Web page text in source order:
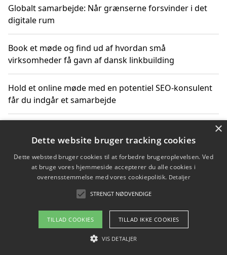
Globalt samarbejde: Når grænserne forsvinder i det
digitale rum
Book et møde og find ud af hvordan små
virksomheder få gavn af dansk linkbuilding
Hold et online møde med en potentiel SEO-konsulent
får du indgår et samarbejde
Hold et møde med en WordPress ekspert og vælg den
mest professionelle til at vedligeholde din løsning
Copyright 2026 - Pilanto Aps
Om / kontakt
×
Dette website bruger tracking cookies
Dette websted bruger cookies til at forbedre brugeroplevelsen. Ved
at bruge vores hjemmeside accepterer du alle cookies i
overensstemmelse med vores cookiepolitik. Detaljer
STRENGT NØDVENDIGE
TILLAD COOKIES TILLAD IKKE COOKIES
VIS DETALJER